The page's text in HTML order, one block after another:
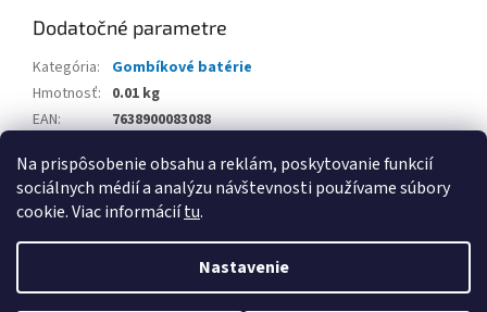
Na prispôsobenie obsahu a reklám, poskytovanie funkcií
sociálnych médií a analýzu návštevnosti používame súbory
cookie. Viac informáciítu.
Nastavenie
Dodatočné parametre
Kategória:
Gombíkové batérie
Hmotnosť: 0.01 kg
EAN:
7638900083088